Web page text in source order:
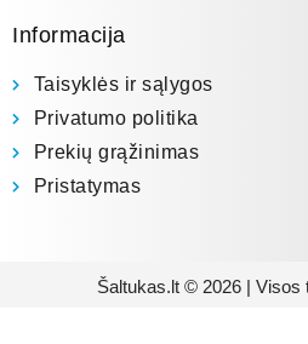
Informacija
Taisyklės ir sąlygos
Privatumo politika
Prekių grąžinimas
Pristatymas
Šaltukas.lt © 2026 | Visos